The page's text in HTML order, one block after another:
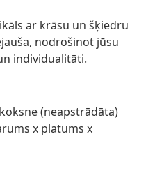
ar krāsu un šķiedru
nodrošinot jūsu
individualitāti.
(neapstrādāta)
x platums x